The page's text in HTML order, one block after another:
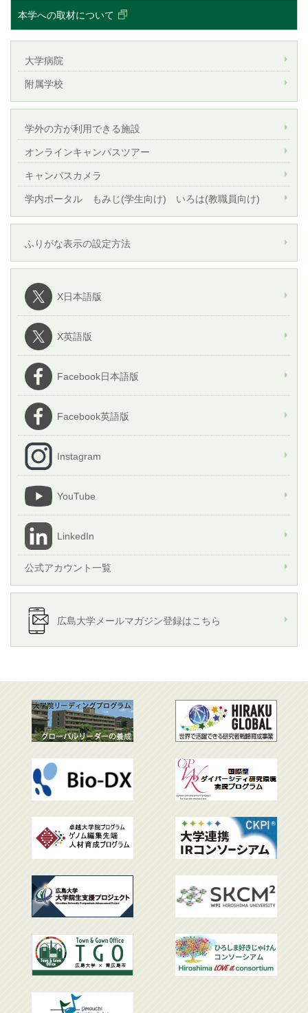
本学への取材について
大学病院
附属学校
学外の方が利用できる施設
オンラインキャンパスツアー
キャンパスカメラ
学内ポータル もみじ(学生向け) いろは(教職員向け)
ふりがな表示の設定方法
X日本語版
X英語版
Facebook日本語版
Facebook英語版
Instagram
YouTube
LinkedIn
公式アカウント一覧
広島大学メールマガジン登録はこちら